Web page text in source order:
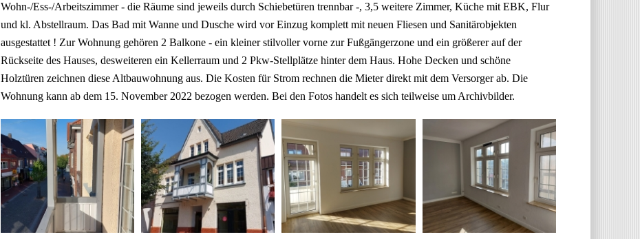
Wohn-/Ess-/Arbeitszimmer - die Räume sind jeweils durch Schiebetüren trennbar -, 3,5 weitere Zimmer, Küche mit EBK, Flur
und kl. Abstellraum. Das Bad mit Wanne und Dusche wird vor Einzug komplett mit neuen Fliesen und Sanitärobjekten
ausgestattet ! Zur Wohnung gehören 2 Balkone - ein kleiner stilvoller vorne zur Fußgängerzone und ein größerer auf der
Rückseite des Hauses, desweiteren ein Kellerraum und 2 Pkw-Stellplätze hinter dem Haus. Hohe Decken und schöne
Holztüren zeichnen diese Altbauwohnung aus. Die Kosten für Strom rechnen die Mieter direkt mit dem Versorger ab. Die
Wohnung kann ab dem 15. November 2022 bezogen werden. Bei den Fotos handelt es sich teilweise um Archivbilder.